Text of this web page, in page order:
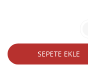
SEPETE EKLE